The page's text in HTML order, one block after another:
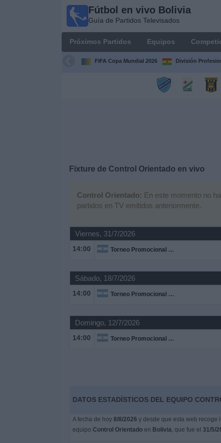
Fútbol en vivo Bolivia
Guía de Partidos Televisados
Próximos Partidos Equipos
FIFA Copa Mundial 2026 División
Fixture de Control Orientado en vivo
Control Orientado: En este momento no
partidos en TV emitidos anteriormente.
Viernes, 31/7/2026
14:00 Torneo Promocional Amateur
Sábado, 18/7/2026
14:00 Torneo Promocional Amateur
Domingo, 12/7/2026
14:00 Torneo Promocional Amateur
DATOS ESTADÍSTICOS DEL EQUIPO
A fecha de hoy 8/8/2026 y desde que esta web recoge
equipo Control Orientadoen Bolivia, que fue el 31/5/